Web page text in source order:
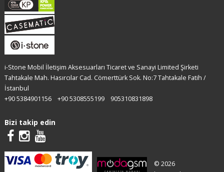
i-Stone Mobil İletişim Aksesuarları Ticaret ve Sanayi Limited Şirketi
Tahtakale Mah. Hasırcılar Cad. Cömerttürk Sok. No:7 Tahtakale Fatih /
İstanbul
+90 5384901156
+90 5308555199 905310831898
Bizi takip edin
© 2026